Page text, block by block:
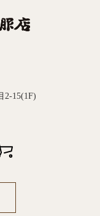
2-15(1F)